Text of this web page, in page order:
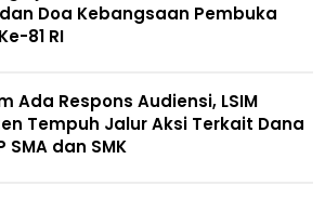
Doa Kebangsaan Pembuka
81 RI
Ada Respons Audiensi, LSIM
Tempuh Jalur Aksi Terkait Dana
SMA dan SMK